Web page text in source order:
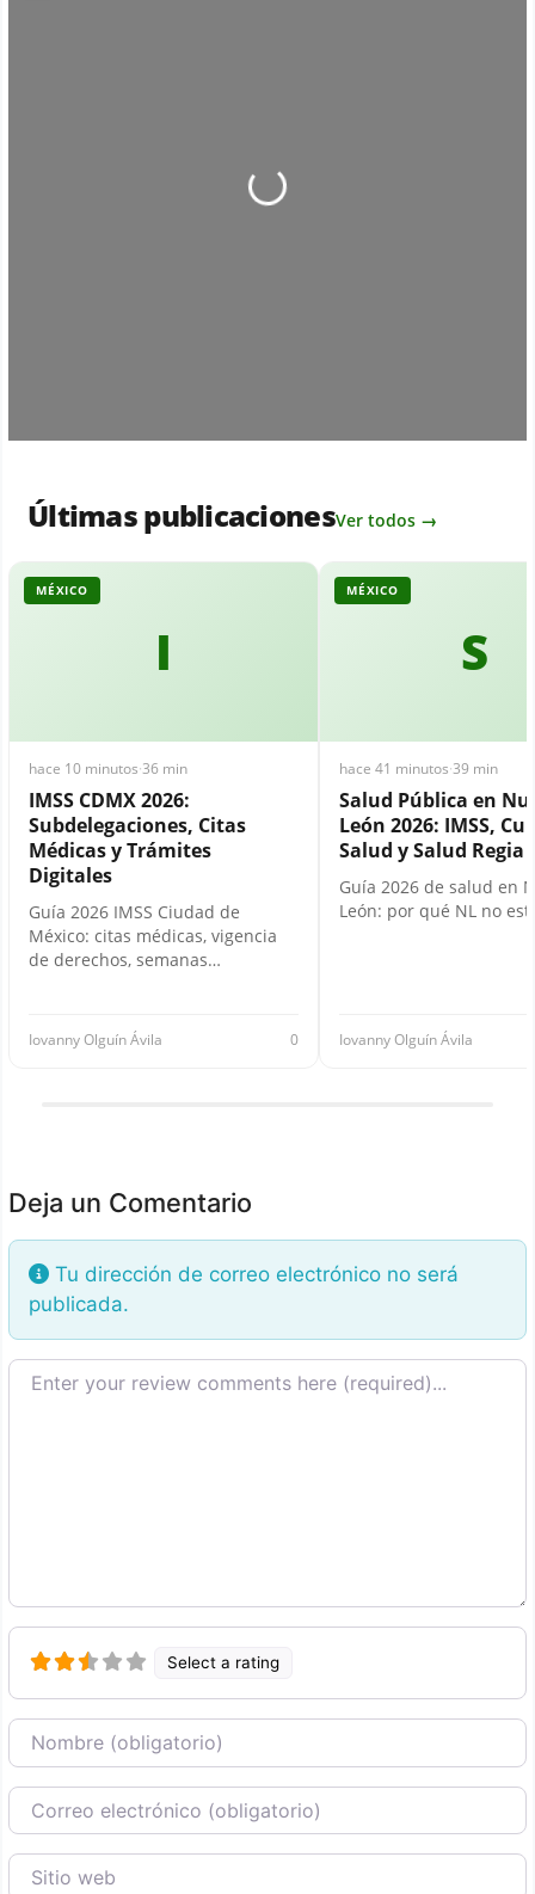
Loading...
Últimas publicacionesVer todos →
I
MÉXICO
hace 10 minutos·36 min
IMSS CDMX 2026:
Subdelegaciones, Citas
Médicas y Trámites
Digitales
Guía 2026 IMSS Ciudad de
México: citas médicas, vigencia
de derechos, semanas…
Iovanny Olguín Ávila 0
S
MÉXICO
hace 41 minutos·39 min
Salud Pública en
León 2026: IMSS,
Salud y Salud Regia
Guía 2026 de salud en
León: por qué NL no
Iovanny Olguín Ávila
Deja un Comentario
Tu dirección de correo electrónico no será
publicada.
Texto de la reseña
Select a rating
Nombre
Correo Electronico
Sitio web